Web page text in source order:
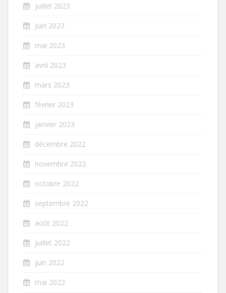
juillet 2023
juin 2023
mai 2023
avril 2023
mars 2023
février 2023
janvier 2023
décembre 2022
novembre 2022
octobre 2022
septembre 2022
août 2022
juillet 2022
juin 2022
mai 2022